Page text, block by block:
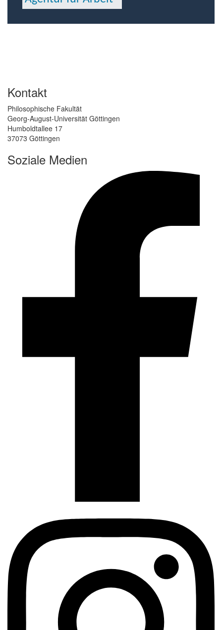
Kontakt
Philosophische Fakultät
Georg-August-Universität Göttingen
Humboldtallee 17
37073 Göttingen
Soziale Medien